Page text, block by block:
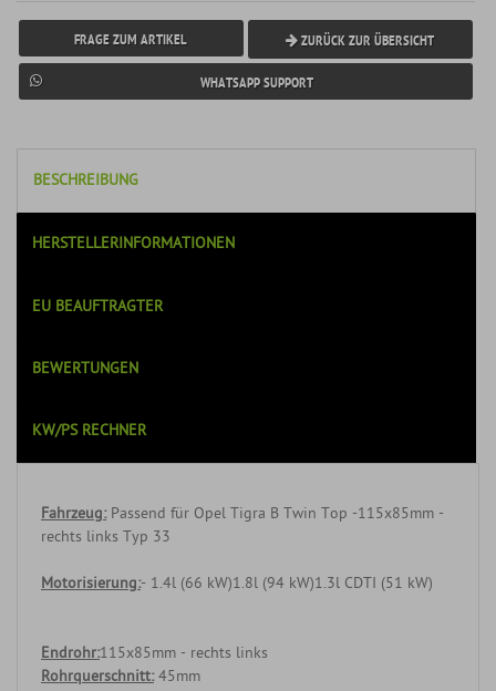
FRAGE ZUM ARTIKEL ZURÜCK ZUR ÜBERSICHT
WHATSAPP SUPPORT
BESCHREIBUNG
HERSTELLERINFORMATIONEN
EU BEAUFTRAGTER
BEWERTUNGEN
KW/PS RECHNER
Fahrzeug:Passend für Opel Tigra B Twin Top -115x85mm -
rechts links Typ 33
Motorisierung:- 1.4l (66 kW)1.8l (94 kW)1.3l CDTI (51 kW)
Endrohr:115x85mm - rechts links
Rohrquerschnitt:45mm